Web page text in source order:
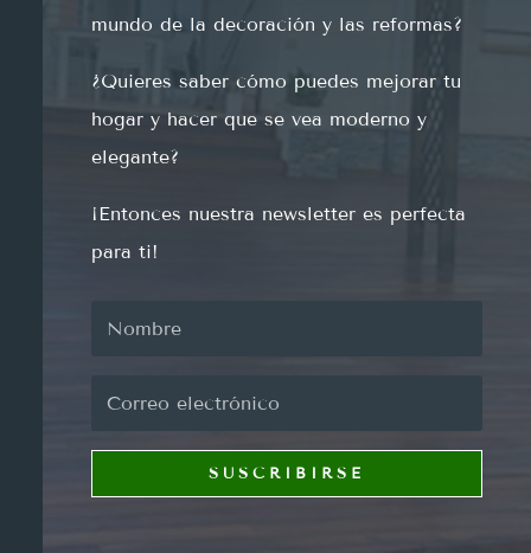
mundo de la decoración y las reformas?
¿Quieres saber cómo puedes mejorar tu
hogar y hacer que se vea moderno y
elegante?
¡ Entonces nuestra newsletter es perfecta
para ti!
SUSCRIBIRSE